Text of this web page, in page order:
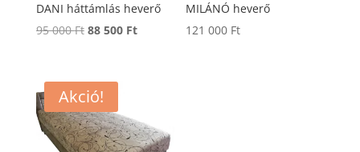
DANI háttámlás heverő
95 000Ft Original
95
000 Ft.
88 500 FtCurrent
MILÁNÓ heverő
121 000 Ft
Akció!